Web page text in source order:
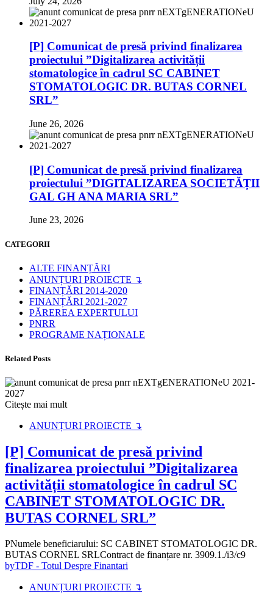
[P] Comunicat de presă privind finalizarea
proiectului ”Digitalizarea activității
stomatologice în cadrul SC CABINET
STOMATOLOGIC DR. BUTAS CORNEL
SRL”
June 26, 2026
[P] Comunicat de presă privind finalizarea
proiectului ”DIGITALIZAREA SOCIETĂȚII
GAL GH ANA MARIA SRL”
June 23, 2026
CATEGORII
ALTE FINANȚĂRI
ANUNȚURI PROIECTE ↴
FINANȚĂRI 2014-2020
FINANȚĂRI 2021-2027
PĂREREA EXPERTULUI
PNRR
PROGRAME NAȚIONALE
Related Posts
Citește mai mult
ANUNȚURI PROIECTE ↴
[P] Comunicat de presă privind
finalizarea proiectului ”Digitalizarea
activității stomatologice în cadrul SC
CABINET STOMATOLOGIC DR.
BUTAS CORNEL SRL”
PNumele beneficiarului: SC CABINET STOMATOLOGIC DR.
BUTAS CORNEL SRLContract de finanțare nr. 3909.1./i3/c9
byTDF - Totul Despre Finantari
ANUNȚURI PROIECTE ↴